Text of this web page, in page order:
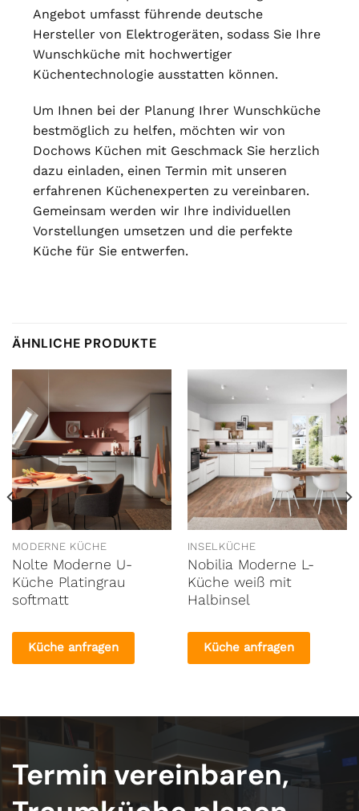
Angebot umfasst führende deutsche
Hersteller von Elektrogeräten, sodass Sie Ihre
Wunschküche mit hochwertiger
Küchentechnologie ausstatten können.
Um Ihnen bei der Planung Ihrer Wunschküche
bestmöglich zu helfen, möchten wir von
Dochows Küchen mit Geschmack Sie herzlich
dazu einladen, einen Termin mit unseren
erfahrenen Küchenexperten zu vereinbaren.
Gemeinsam werden wir Ihre individuellen
Vorstellungen umsetzen und die perfekte
Küche für Sie entwerfen.
ÄHNLICHE PRODUKTE
MODERNE KÜCHE
Nolte Moderne U-
Küche Platingrau
softmatt
Küche anfragen
INSELKÜCHE
Nobilia Moderne L-
Küche weiß mit
Halbinsel
Küche anfragen
Termin vereinbaren,